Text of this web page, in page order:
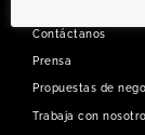
Contáctanos
Prensa
Propuestas de
Trabaja con